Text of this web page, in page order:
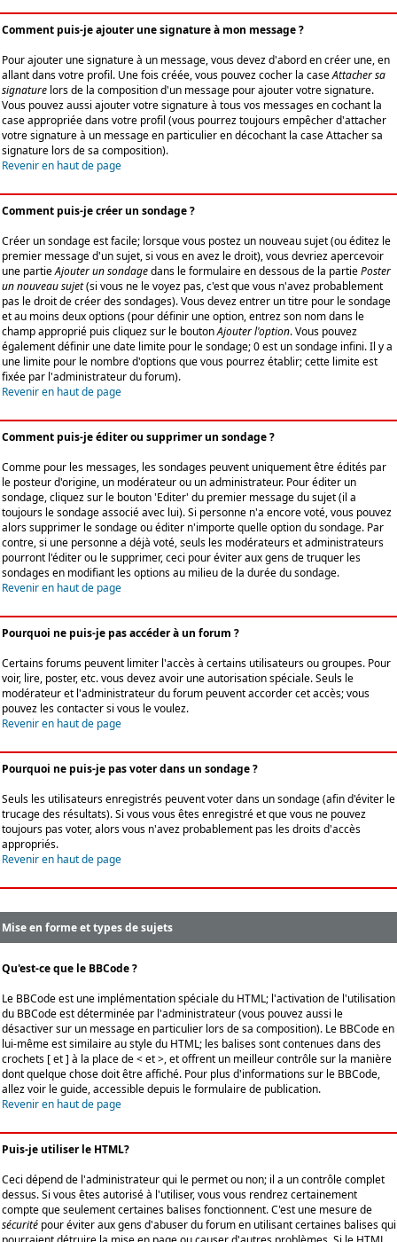
Comment puis-je ajouter une signature à mon message ?
Pour ajouter une signature à un message, vous devez d'abord en créer une, en
allant dans votre profil. Une fois créée, vous pouvez cocher la caseAttacher sa
signature lors de la composition d'un message pour ajouter votre signature.
Vous pouvez aussi ajouter votre signature à tous vos messages en cochant la
case appropriée dans votre profil (vous pourrez toujours empêcher d'attacher
votre signature à un message en particulier en décochant la case Attacher sa
signature lors de sa composition).
Revenir en haut de page
Comment puis-je créer un sondage ?
Créer un sondage est facile; lorsque vous postez un nouveau sujet (ou éditez le
premier message d'un sujet, si vous en avez le droit), vous devriez apercevoir
une partieAjouter un sondagedans le formulaire en dessous de la partiePoster
un nouveau sujet(si vous ne le voyez pas, c'est que vous n'avez probablement
pas le droit de créer des sondages). Vous devez entrer un titre pour le sondage
et au moins deux options (pour définir une option, entrez son nom dans le
champ approprié puis cliquez sur le boutonAjouter l'option. Vous pouvez
également définir une date limite pour le sondage; 0 est un sondage infini. Il y a
une limite pour le nombre d'options que vous pourrez établir; cette limite est
fixée par l'administrateur du forum).
Revenir en haut de page
Comment puis-je éditer ou supprimer un sondage ?
Comme pour les messages, les sondages peuvent uniquement être édités par
le posteur d'origine, un modérateur ou un administrateur. Pour éditer un
sondage, cliquez sur le bouton 'Editer' du premier message du sujet (il a
toujours le sondage associé avec lui). Si personne n'a encore voté, vous pouvez
alors supprimer le sondage ou éditer n'importe quelle option du sondage. Par
contre, si une personne a déjà voté, seuls les modérateurs et administrateurs
pourront l'éditer ou le supprimer, ceci pour éviter aux gens de truquer les
sondages en modifiant les options au milieu de la durée du sondage.
Revenir en haut de page
Pourquoi ne puis-je pas accéder à un forum ?
Certains forums peuvent limiter l'accès à certains utilisateurs ou groupes. Pour
voir, lire, poster, etc. vous devez avoir une autorisation spéciale. Seuls le
modérateur et l'administrateur du forum peuvent accorder cet accès; vous
pouvez les contacter si vous le voulez.
Revenir en haut de page
Pourquoi ne puis-je pas voter dans un sondage ?
Seuls les utilisateurs enregistrés peuvent voter dans un sondage (afin d'éviter le
trucage des résultats). Si vous vous êtes enregistré et que vous ne pouvez
toujours pas voter, alors vous n'avez probablement pas les droits d'accès
appropriés.
Revenir en haut de page
Mise en forme et types de sujets
Qu'est-ce que le BBCode ?
Le BBCode est une implémentation spéciale du HTML; l'activation de l'utilisation
du BBCode est déterminée par l'administrateur (vous pouvez aussi le
désactiver sur un message en particulier lors de sa composition). Le BBCode en
lui-même est similaire au style du HTML; les balises sont contenues dans des
crochets [ et ] à la place de < et >, et offrent un meilleur contrôle sur la manière
dont quelque chose doit être affiché. Pour plus d'informations sur le BBCode,
allez voir le guide, accessible depuis le formulaire de publication.
Revenir en haut de page
Puis-je utiliser le HTML?
Ceci dépend de l'administrateur qui le permet ou non; il a un contrôle complet
dessus. Si vous êtes autorisé à l'utiliser, vous vous rendrez certainement
compte que seulement certaines balises fonctionnent. C'est une mesure de
sécurité pour éviter aux gens d'abuser du forum en utilisant certaines balises qui